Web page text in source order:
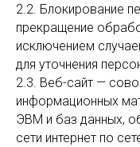
2.2. Блокирование
прекращение
исключением
для уточнения
2.3. Веб-сайт —
информационных
ЭВМ и баз данных,
сети интернет по